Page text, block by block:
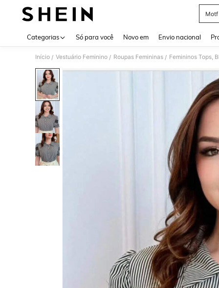
Motf
Categorias Só para você Novo em Envio nacional
Início / Vestuário Feminino / Roupas Femininas / Femininos Tops,